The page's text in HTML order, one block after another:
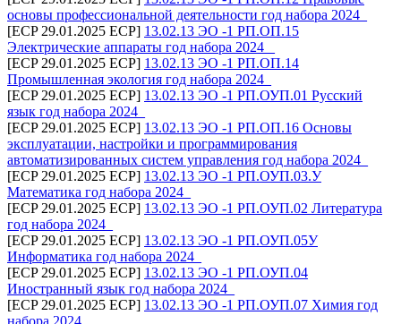
основы профессиональной деятельности год набора 2024_
[ECP 29.01.2025 ECP] 13.02.13 ЭО -1 РП.ОП.15
Электрические аппараты год набора 2024 _
[ECP 29.01.2025 ECP] 13.02.13 ЭО -1 РП.ОП.14
Промышленная экология год набора 2024_
[ECP 29.01.2025 ECP] 13.02.13 ЭО -1 РП.ОУП.01 Русский
язык год набора 2024_
[ECP 29.01.2025 ECP] 13.02.13 ЭО -1 РП.ОП.16 Основы
эксплуатации, настройки и программирования
автоматизированных систем управления год набора 2024_
[ECP 29.01.2025 ECP] 13.02.13 ЭО -1 РП.ОУП.03.У
Математика год набора 2024_
[ECP 29.01.2025 ECP] 13.02.13 ЭО -1 РП.ОУП.02 Литература
год набора 2024_
[ECP 29.01.2025 ECP] 13.02.13 ЭО -1 РП.ОУП.05У
Информатика год набора 2024_
[ECP 29.01.2025 ECP] 13.02.13 ЭО -1 РП.ОУП.04
Иностранный язык год набора 2024_
[ECP 29.01.2025 ECP] 13.02.13 ЭО -1 РП.ОУП.07 Химия год
набора 2024_